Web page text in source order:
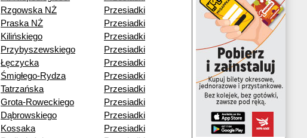
Rzgowska NŻ
Przesiadki
Praska NŻ
Przesiadki
Kilińskiego
Przesiadki
Przybyszewskiego
Przesiadki
Łęczycka
Przesiadki
Śmigłego-Rydza
Przesiadki
Tatrzańska
Przesiadki
Grota-Roweckiego
Przesiadki
Dąbrowskiego
Przesiadki
Kossaka
Przesiadki